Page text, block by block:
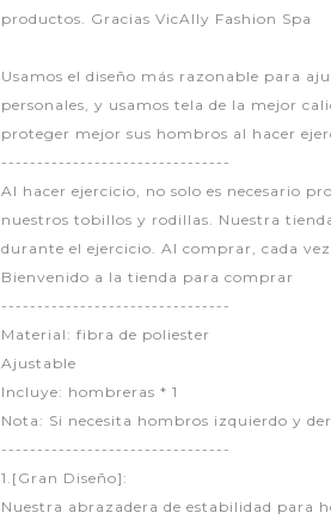
productos. Gracias VicAlly Fashion Spa
Usamos el diseño más razonable para
personales, y usamos tela de la mejor
proteger mejor sus hombros al hacer
--------------------------------
Al hacer ejercicio, no solo es necesario
nuestros tobillos y rodillas. Nuestra
durante el ejercicio. Al comprar, cada
Bienvenido a la tienda para comprar
--------------------------------
Material: fibra de poliester
Ajustable
Incluye: hombreras * 1
Nota: Si necesita hombros izquierdo y
--------------------------------
1.[Gran Diseño]:
Nuestra abrazadera de estabilidad para